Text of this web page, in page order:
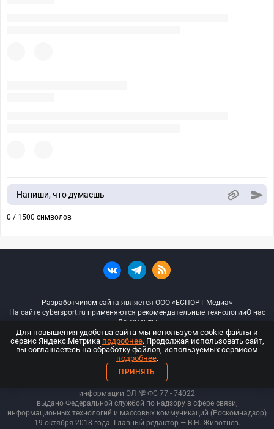
Напиши, что думаешь
0 / 1500 символов
Разработчиком сайта является ООО «ЕСПОРТ Медиа»
На сайте cybersport.ru применяются рекомендательные технологииО нас
Документы
© ООО «Киберспорт.ру» — Все права защищены
18+
ООО «Киберспорт.ру». Свидетельство о регистрации средств массовой
информации ЭЛ № ФС 77 - 74022
выдано Федеральной службой по надзору в сфере связи,
информационных технологий и массовых коммуникаций (Роскомнадзор)
19 октября 2018 года. Главный редактор — В.Н. Животнев.
Для повышения удобства сайта мы используем cookie-файлы и
сервис Яндекс.Метрика подробнее. Продолжая использовать сайт,
вы соглашаетесь на обработку файлов, используемых сервисом
подробнее.
ПРИНЯТЬ